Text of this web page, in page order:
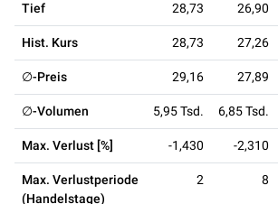
Tief 28,73 26,90
Hist. Kurs 28,73 27,26
∅-Preis 29,16 27,89
∅-Volumen 5,95 Tsd. 6,85 Tsd.
Max. Verlust [%] -1,430 -2,310
Max. Verlustperiode
(Handelstage)
2 8